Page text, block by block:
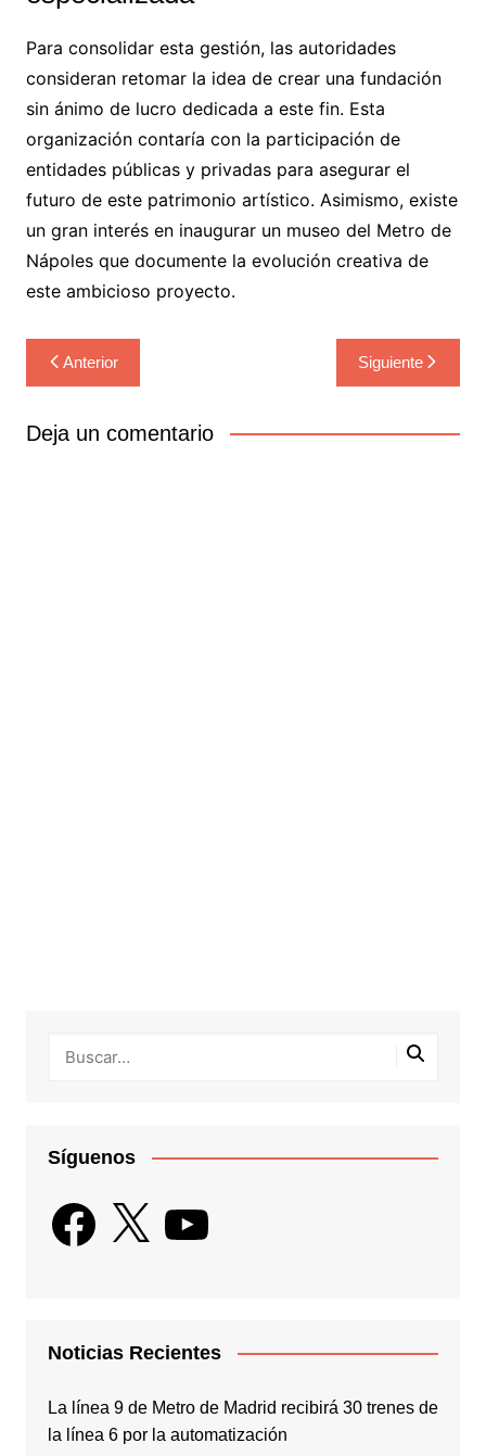
Para consolidar esta gestión, las autoridades
consideran retomar la idea de crear una fundación
sin ánimo de lucro dedicada a este fin. Esta
organización contaría con la participación de
entidades públicas y privadas para asegurar el
futuro de este patrimonio artístico. Asimismo, existe
un gran interés en inaugurar un museo del Metro de
Nápoles que documente la evolución creativa de
este ambicioso proyecto.
Navegación
de
entradas
Anterior Siguiente
Deja un comentario
Síguenos
Facebook
X YouTube
Noticias Recientes
La línea 9 de Metro de Madrid recibirá 30 trenes de
la línea 6 por la automatización